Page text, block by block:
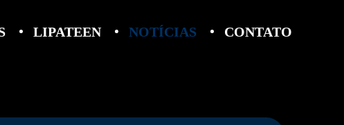
LIPATEEN NOTÍCIAS CONTATO